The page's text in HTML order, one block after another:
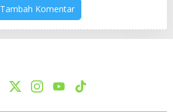
Tambah Komentar